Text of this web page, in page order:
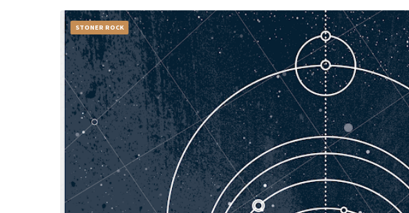
STONER ROCK